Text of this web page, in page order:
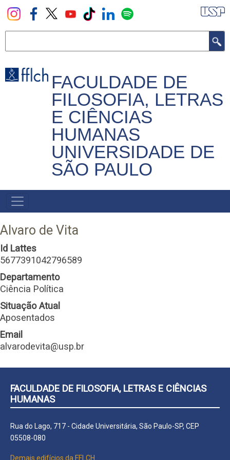
Pular
para
principal
FACULDADE DE
FILOSOFIA, LETRAS
E CIÊNCIAS
HUMANAS
UNIVERSIDADE DE
SÃO PAULO
NAVEGADOR
PRINCIPAL
Alvaro de Vita
Id Lattes
5677391042796589
Departamento
Ciência Política
Situação Atual
Aposentados
Email
alvarodevita@usp.br
FACULDADE DE FILOSOFIA, LETRAS E CIÊNCIAS
HUMANAS
Rua do Lago, 717 - Cidade Universitária, São Paulo-SP, CEP
05508-080
Demais edifícios da FFLCH